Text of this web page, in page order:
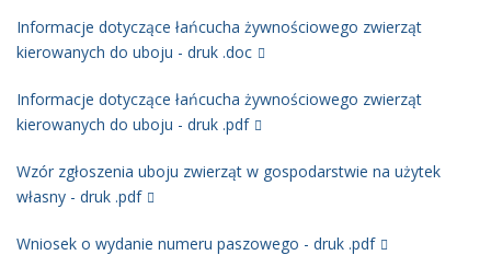
Informacje dotyczące łańcucha żywnościowego zwierząt
kierowanych do uboju - druk .doc
Informacje dotyczące łańcucha żywnościowego zwierząt
kierowanych do uboju - druk .pdf
Wzór zgłoszenia uboju zwierząt w gospodarstwie na użytek
własny - druk .pdf
Wniosek o wydanie numeru paszowego - druk .pdf